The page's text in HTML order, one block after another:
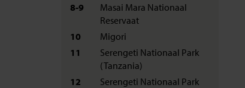
8-9
Masai Mara Nationaal
Reservaat
10
Migori
11
Serengeti Nationaal Park
(Tanzania)
12
Serengeti Nationaal Park